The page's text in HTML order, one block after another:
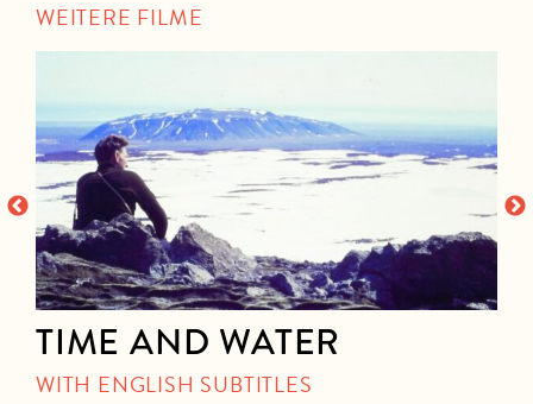
WEITERE FILME
TIME AND WATER
WITH ENGLISH SUBTITLES